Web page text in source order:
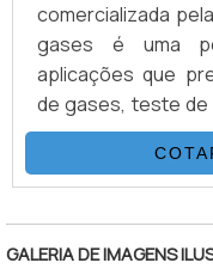
comercializada
gases é uma
aplicações que
de gases, teste
de gases,
exercidas pelo
acionamento de
tem o mesmo
que as bombas
GALERIA DE IMAGENS